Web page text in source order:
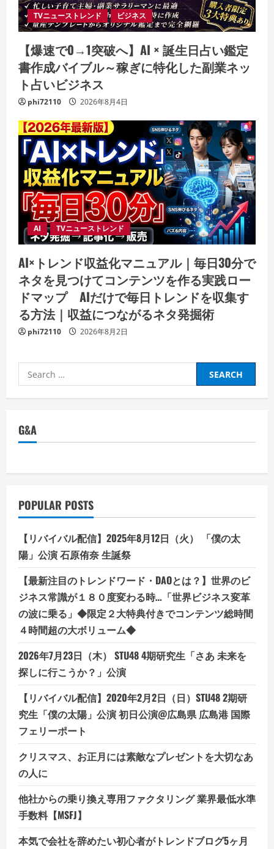
TVニューストレンド ビジネス
【爆速で0→1突破へ】AI × 誕生日占い鑑定
書作成バイブル～稼ぎに特化した副業ネッ
ト占いビジネス
phi72110 2026年8月4日
AI TVニューストレンド
AI×トレンド収益化マニュアル｜毎日30分で
ネタを見つけてコンテンツを作る実践ロー
ドマップ AIだけで毎日トレンドを収集す
る方法｜収益につながるネタ発掘術
phi72110 2026年8月2日
Search
for:
G&A
POPULAR POSTS
【リバイバル配信】2025年8月12日（火） 「僕の太
陽」公演 石原侑奈 生誕祭
【最新注目のトレンドワード・DAOとは？】世界のビ
ジネス常識が１８０度変わる時…「世界ビジネス変革
の波に乗る」◆限定２大特典付きでコンテンツ総時間
４時間超の大ボリューム◆
2026年7月23日（木） STU48 4期研究生「さあ 未来を
探しに行こうか？」公演
【リバイバル配信】2020年2月2日（日）STU48 2期研
究生「僕の太陽」公演 初日公演@広島県 広島港 国際
フェリーポート
クリスマス、お正月には素敵なプレゼントを大切なあ
の人に
他社からの乗り換え専用ファクタリング 業界最低水準
手数料【MSFJ】
本気で会社を辞めたい初心者がトレンドブログ5ヶ月